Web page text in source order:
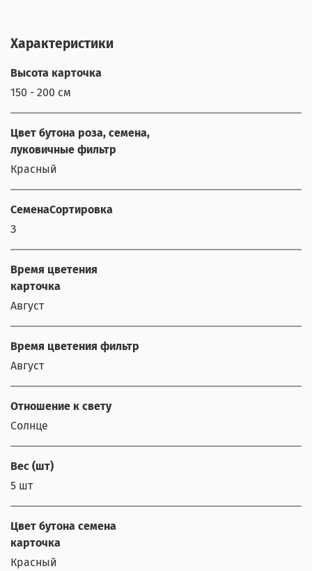
Характеристики
Высота карточка
150 - 200 см
Цвет бутона роза, семена,
луковичные фильтр
Красный
СеменаСортировка
З
Время цветения
карточка
Август
Время цветения фильтр
Август
Отношение к свету
Солнце
Вес (шт)
5 шт
Цвет бутона семена
карточка
Красный